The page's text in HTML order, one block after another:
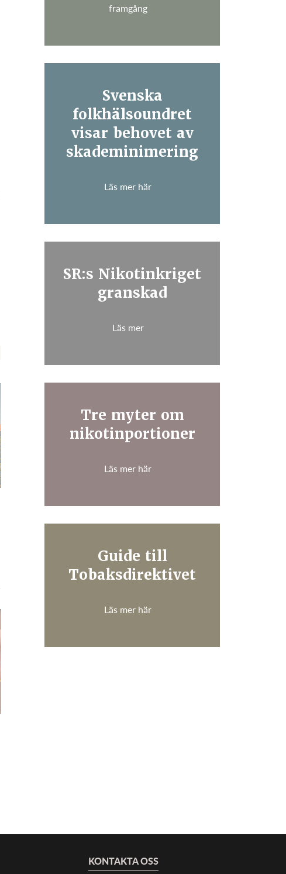
framgång
Svenska
folkhälsoundret
visar behovet av
skademinimering
Läs mer här
SR:s Nikotinkriget
granskad
Läs mer
Tre myter om
nikotinportioner
Läs mer här
Guide till
Tobaksdirektivet
Läs mer här
KONTAKTA OSS